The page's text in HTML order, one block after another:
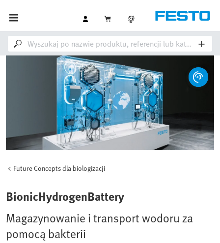
Future Concepts dla biologizacji
BionicHydrogenBattery
Magazynowanie i transport wodoru za
pomocą bakterii